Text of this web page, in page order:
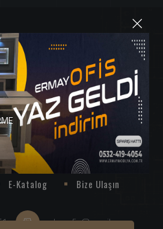
×
Bu Yana Tüm Hızıyla Kalite ve
ve Türkiye'de Üretilmeye Devam
Ediyor
E-Katalog Bize Ulaşın
erbayofis@gmail.com